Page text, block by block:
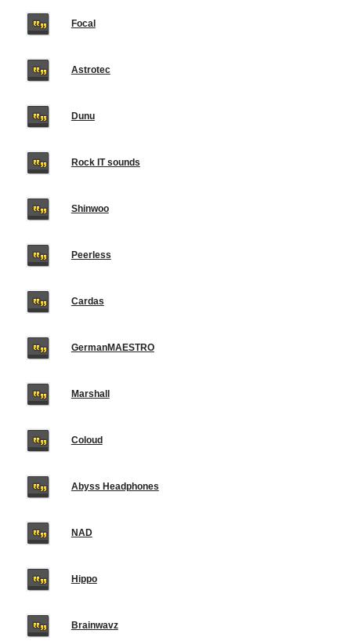
Focal
Astrotec
Dunu
Rock IT sounds
Shinwoo
Peerless
Cardas
GermanMAESTRO
Marshall
Coloud
Abyss Headphones
NAD
Hippo
Brainwavz